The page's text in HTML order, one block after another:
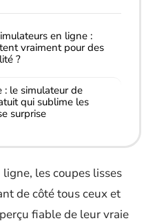
en ligne :
vraiment pour des
?
: le simulateur de
qui sublime les
surprise
les coupes lisses
de côté tous ceux et
fiable de leur vraie